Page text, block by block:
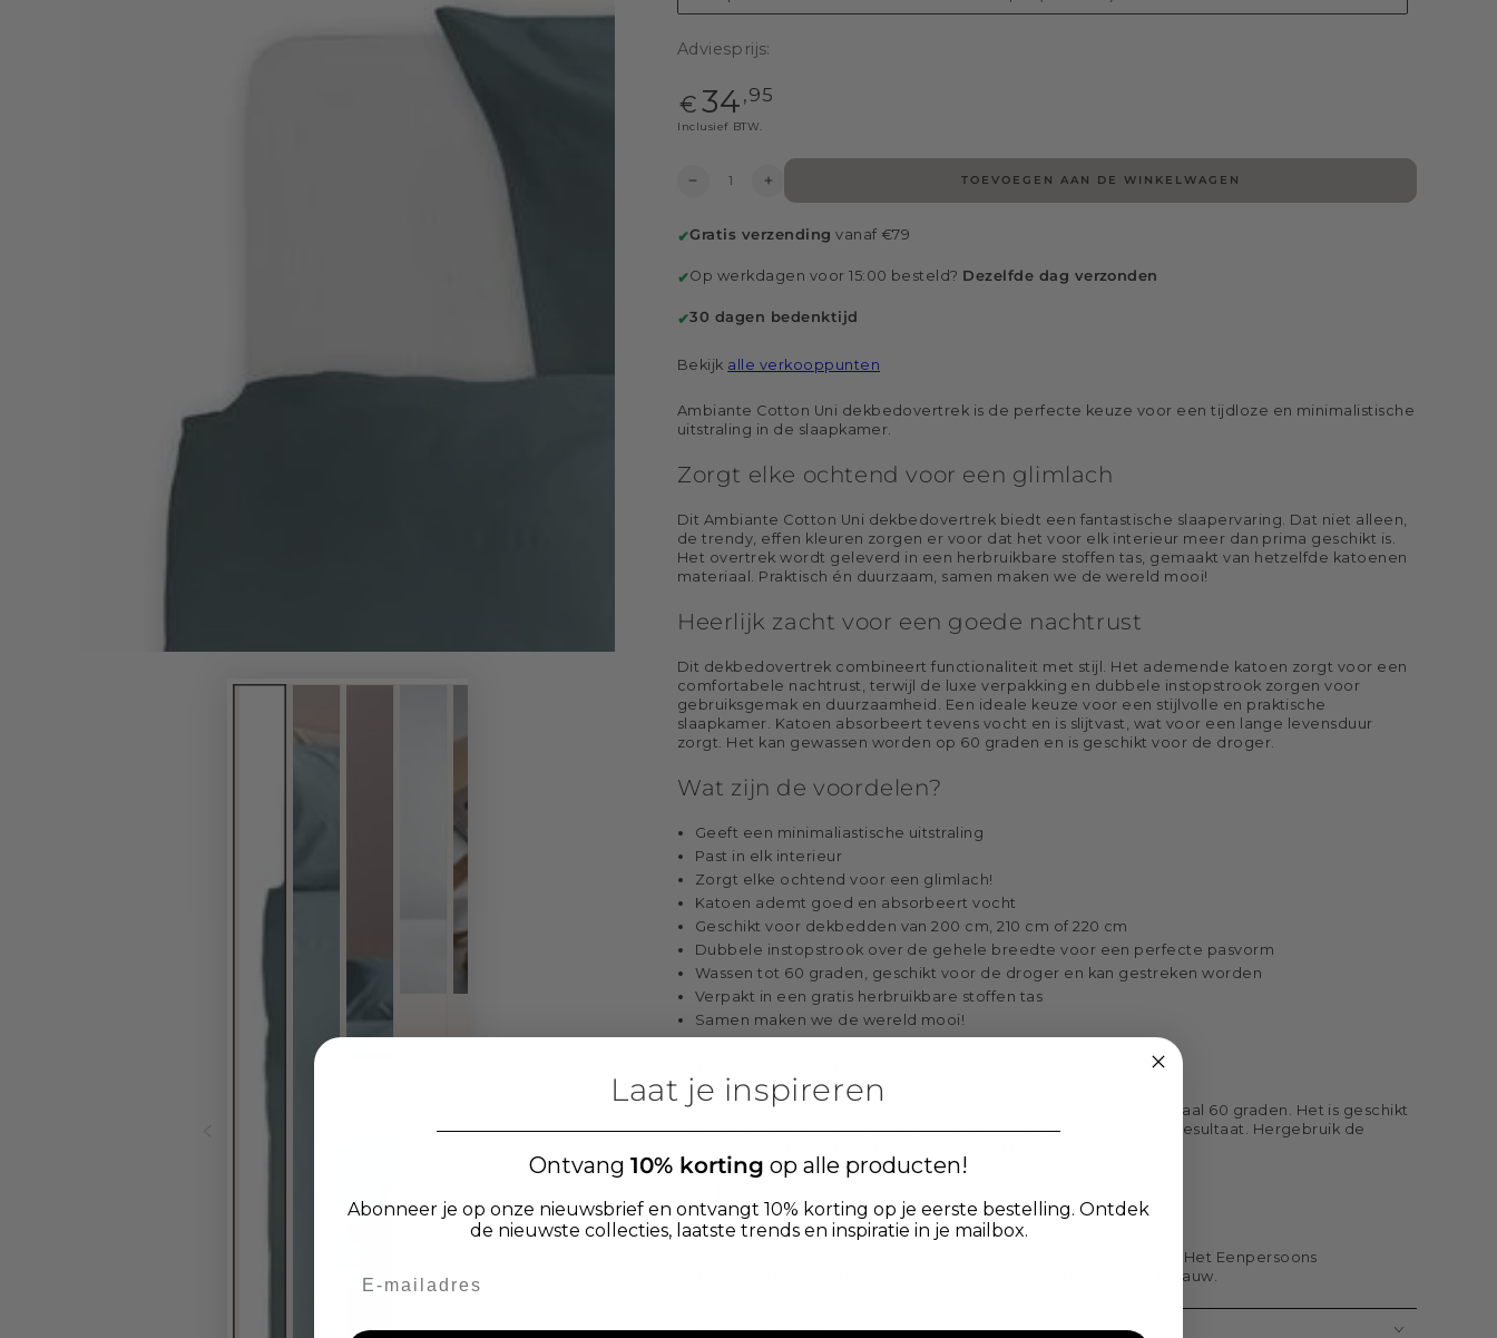
Adviesprijs:
Reguliere
{{
price
€ 34 ,95
Inclusief BTW.
Aantal
Verlaag
Ambiante
Uni
-
Hoog
aantal
voor
Cotton
dekbedovertrek
TOEVOEGEN AAN DE WINKELWAGEN
✔Gratis verzending vanaf €79
✔Op werkdagen voor 15:00 besteld? Dezelfde dag verzonden
✔30 dagen bedenktijd
Bekijk alle verkooppunten
Ambiante Cotton Uni dekbedovertrek is de perfecte keuze voor een tijdloze en minimalistische
uitstraling in de slaapkamer.
Zorgt elke ochtend voor een glimlach
Dit Ambiante Cotton Uni dekbedovertrek biedt een fantastische slaapervaring. Dat niet alleen,
de trendy, effen kleuren zorgen er voor dat het voor elk interieur meer dan prima geschikt is.
Het overtrek wordt geleverd in een herbruikbare stoffen tas, gemaakt van hetzelfde katoenen
materiaal. Praktisch én duurzaam, samen maken we de wereld mooi!
Heerlijk zacht voor een goede nachtrust
Dit dekbedovertrek combineert functionaliteit met stijl. Het ademende katoen zorgt voor een
comfortabele nachtrust, terwijl de luxe verpakking en dubbele instopstrook zorgen voor
gebruiksgemak en duurzaamheid. Een ideale keuze voor een stijlvolle en praktische
slaapkamer. Katoen absorbeert tevens vocht en is slijtvast, wat voor een lange levensduur
zorgt. Het kan gewassen worden op 60 graden en is geschikt voor de droger.
Wat zijn de voordelen?
Geeft een minimaliastische uitstraling
Past in elk interieur
Zorgt elke ochtend voor een glimlach!
Katoen ademt goed en absorbeert vocht
Geschikt voor dekbedden van 200 cm, 210 cm of 220 cm
Dubbele instopstrook over de gehele breedte voor een perfecte pasvorm
Wassen tot 60 graden, geschikt voor de droger en kan gestreken worden
Verpakt in een gratis herbruikbare stoffen tas
Samen maken we de wereld mooi!
Het dekbedovertrek kan eenvoudig gewassen worden op maximaal 60 graden. Het is geschikt
voor de droger en kan gestreken worden voor een perfect glad resultaat. Hergebruik de
Dit Ambiante Cotton Uni dekbedovertrek is gemaakt van Katoen. Het Eenpersoons
dekbedovertrek is 140 bij 220 cm en wordt geleverd in de kleur blauw.
OVER HET MERK
Laat je inspireren
Ontvang 10% korting op alle producten!
Abonneer je op onze nieuwsbrief en ontvangt 10% korting op je eerste bestelling. Ontdek
de nieuwste collecties, laatste trends en inspiratie in je mailbox.